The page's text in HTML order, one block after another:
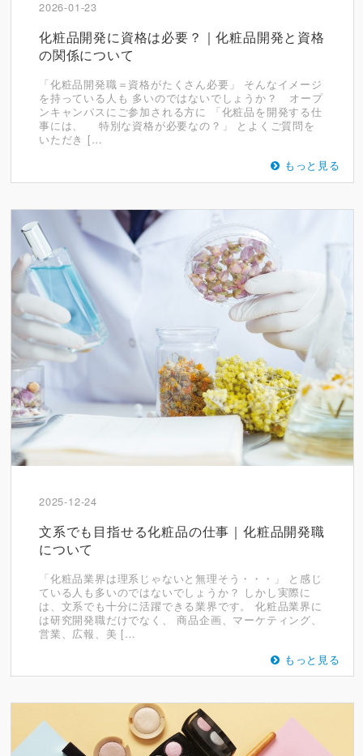
2026-01-23
化粧品開発に資格は必要？｜化粧品開発と資格
の関係について
「化粧品開発職＝資格がたくさん必要」 そんなイメージ
を持っている人も 多いのではないでしょうか？ オープ
ンキャンパスにご参加される方に 「化粧品を開発する仕
事には、 特別な資格が必要なの？」 とよくご質問を
いただき […
もっと見る
2025-12-24
文系でも目指せる化粧品の仕事｜化粧品開発職
について
「化粧品業界は理系じゃないと無理そう・・・」 と感じ
ている人も多いのではないでしょうか？ しかし実際に
は、文系でも十分に活躍できる業界です。 化粧品業界に
は研究開発職だけでなく、 商品企画、マーケティング、
営業、広報、美 […
もっと見る